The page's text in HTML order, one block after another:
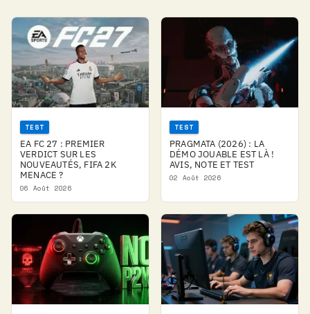
TEST
EA FC 27 : PREMIER
VERDICT SUR LES
NOUVEAUTÉS, FIFA 2K
MENACE ?
06 Août 2026
TEST
PRAGMATA (2026) : LA
DÉMO JOUABLE EST LÀ !
AVIS, NOTE ET TEST
02 Août 2026